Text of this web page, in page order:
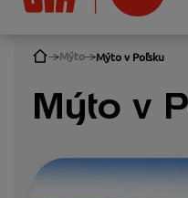
Mýto Mýto v Poľsku
Mýto v